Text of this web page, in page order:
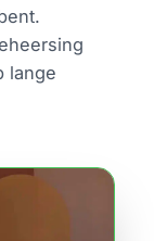
lange